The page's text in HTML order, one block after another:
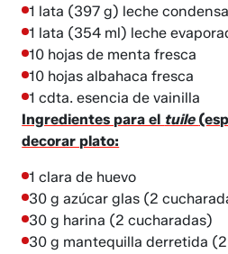
1 lata (397 g) leche
1 lata (354 ml) leche
10 hojas de menta fresca
10 hojas albahaca fresca
1 cdta. esencia de vainilla
Ingredientes para el tuile
decorar plato:
1 clara de huevo
30 g azúcar glas (2
30 g harina (2 cucharadas)
30 g mantequilla derretida